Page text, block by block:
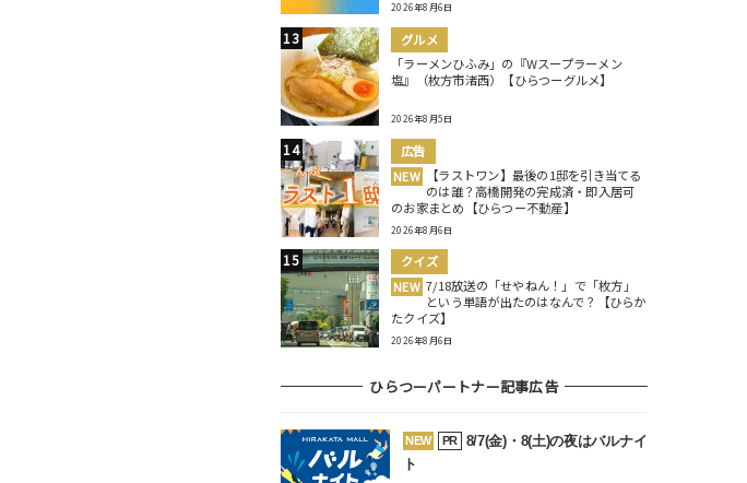
2026年8月6日
グルメ
「ラーメンひふみ」の『Wスープラーメン
塩』（枚方市渚西）【ひらつーグルメ】
2026年8月5日
広告
NEW
【ラストワン】最後の1邸を引き当てる
のは誰？高橋開発の完成済・即入居可
のお家まとめ【ひらつー不動産】
2026年8月6日
クイズ
NEW 7/18放送の「せやねん！」で「枚方」
という単語が出たのはなんで？【ひらか
たクイズ】
2026年8月6日
ひらつーパートナー記事広告
NEW PR
8/7(金)・8(土)の夜はバルナイ
ト